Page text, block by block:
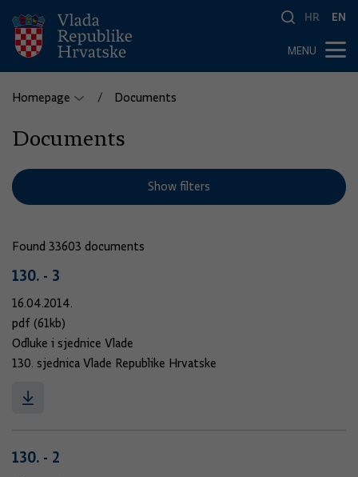
HR EN
MENU
Homepage Documents
Documents
Show filters
Found 33603 documents
130. - 3
16.04.2014.
pdf (61kb)
Odluke i sjednice Vlade
130. sjednica Vlade Republike Hrvatske
130. - 2